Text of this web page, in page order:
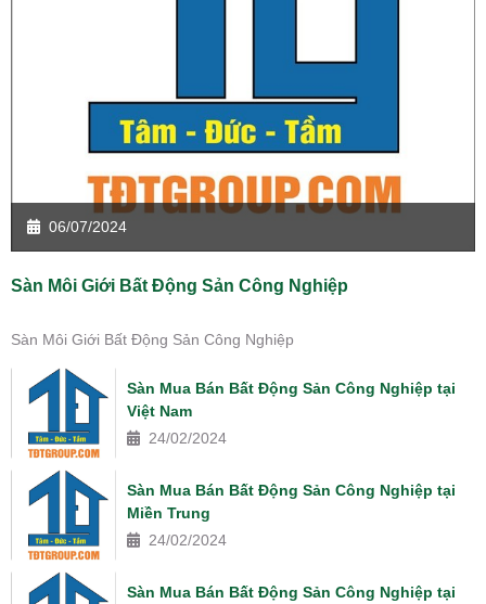
06/07/2024
Sàn Môi Giới Bất Động Sản Công Nghiệp
Sàn Môi Giới Bất Động Sản Công Nghiệp
Sàn Mua Bán Bất Động Sản Công Nghiệp tại
Việt Nam
24/02/2024
Sàn Mua Bán Bất Động Sản Công Nghiệp tại
Miền Trung
24/02/2024
Sàn Mua Bán Bất Động Sản Công Nghiệp tại